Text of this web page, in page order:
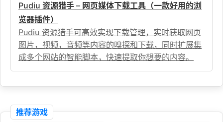
Pudiu 资源猎手 – 网页媒体下载工具（一款好用的浏
览器插件）
Pudiu 资源猎手可高效实现下载管理，实时获取网页
图片，视频，音频等内容的嗅探和下载，同时扩展集
成多个网站的智能脚本，快速提取你想要的内容。
推荐游戏